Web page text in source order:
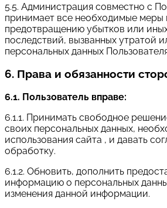
5.5. Администрация совместно с
принимает все необходимые меры
предотвращению убытков или
последствий, вызванных утратой
персональных данных
6. Права и обязанности
6.1. Пользователь вправе:
6.1.1. Принимать свободное
своих персональных данных,
использования сайта , и давать
обработку.
6.1.2. Обновить, дополнить
информацию о персональных
изменения данной информации.